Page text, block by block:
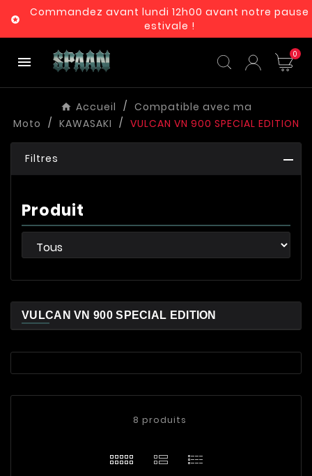

Commandez avant lundi 12h00 avant notre pause
estivale !
 0
Accueil
Compatible avec ma
Moto
KAWASAKI VULCAN VN 900 SPECIAL EDITION
Filtres
Produit
VULCAN VN 900 SPECIAL EDITION
8 produits